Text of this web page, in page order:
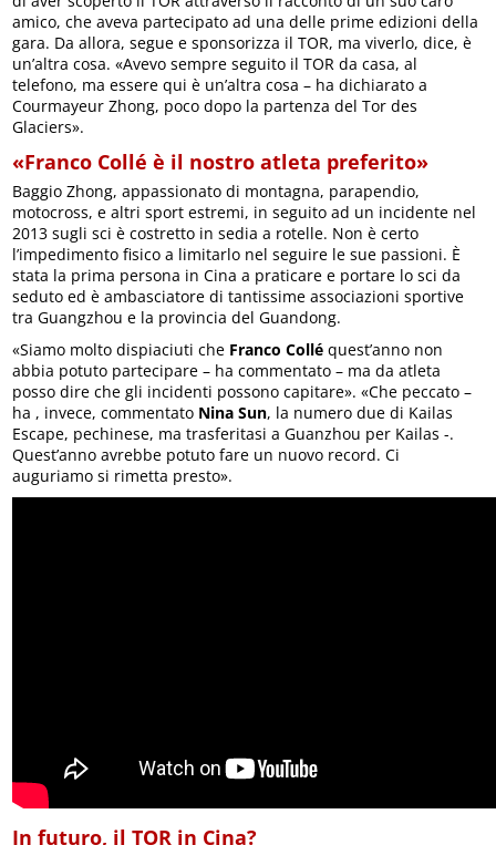
amico, che aveva partecipato ad una delle prime edizioni della
gara. Da allora, segue e sponsorizza il TOR, ma viverlo, dice, è
un’altra cosa. «Avevo sempre seguito il TOR da casa, al
telefono, ma essere qui è un’altra cosa – ha dichiarato a
Courmayeur Zhong, poco dopo la partenza del Tor des
Glaciers».
«Franco Collé è il nostro atleta preferito»
Baggio Zhong, appassionato di montagna, parapendio,
motocross, e altri sport estremi, in seguito ad un incidente nel
2013 sugli sci è costretto in sedia a rotelle. Non è certo
l’impedimento fisico a limitarlo nel seguire le sue passioni. È
stata la prima persona in Cina a praticare e portare lo sci da
seduto ed è ambasciatore di tantissime associazioni sportive
tra Guangzhou e la provincia del Guandong.
«Siamo molto dispiaciuti che Franco Collé quest’anno non
abbia potuto partecipare – ha commentato – ma da atleta
posso dire che gli incidenti possono capitare». «Che peccato –
ha , invece, commentato Nina Sun, la numero due di Kailas
Escape, pechinese, ma trasferitasi a Guanzhou per Kailas -.
Quest’anno avrebbe potuto fare un nuovo record. Ci
auguriamo si rimetta presto».
In futuro, il TOR in Cina?